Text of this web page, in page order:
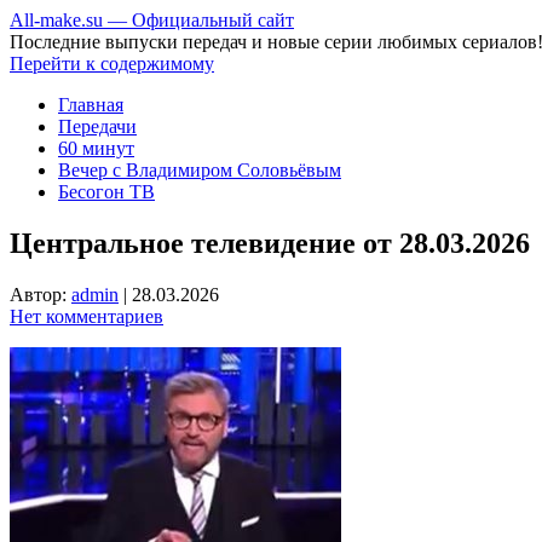
All-make.su — Официальный сайт
Последние выпуски передач и новые серии любимых сериалов!
Перейти к содержимому
Главная
Передачи
60 минут
Вечер с Владимиром Соловьёвым
Бесогон ТВ
Центральное телевидение от 28.03.2026
Автор: admin | 28.03.2026
Нет комментариев